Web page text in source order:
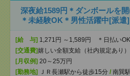
深夜給1589円＊ダンボールを
＊未経験OK＊男性活躍中[派遣]
[給 与] 1,271円 ～1,589円 ＊日払いOK
[交通費]嬉しい全額支給（社内規定あり）
[月収例] 20～25万円
[勤務地]
ＪＲ長瀬駅から徒歩15分 / 南巽